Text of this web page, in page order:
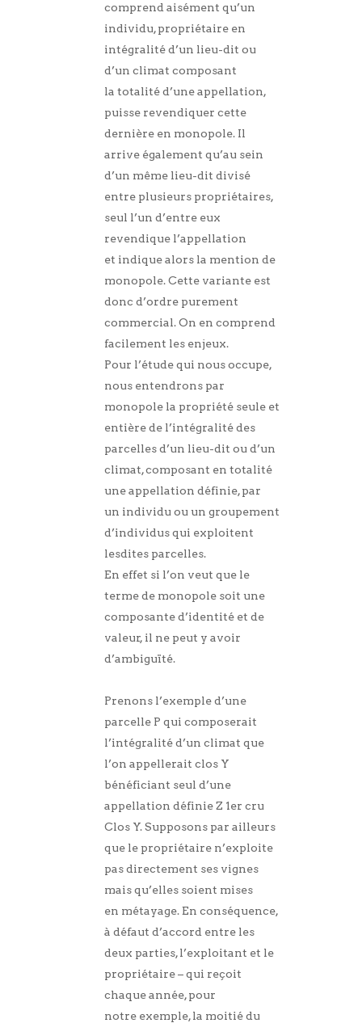
comprend aisément qu’un
individu, propriétaire en
intégralité d’un lieu-dit ou
d’un climat composant
la totalité d’une appellation,
puisse revendiquer cette
dernière en monopole. Il
arrive également qu’au sein
d’un même lieu-dit divisé
entre plusieurs propriétaires,
seul l’un d’entre eux
revendique l’appellation
et indique alors la mention de
monopole. Cette variante est
donc d’ordre purement
commercial. On en comprend
facilement les enjeux.
Pour l’étude qui nous occupe,
nous entendrons par
monopole la propriété seule et
entière de l’intégralité des
parcelles d’un lieu-dit ou d’un
climat, composant en totalité
une appellation définie, par
un individu ou un groupement
d’individus qui exploitent
lesdites parcelles.
En effet si l’on veut que le
terme de monopole soit une
composante d’identité et de
valeur, il ne peut y avoir
d’ambiguïté.
Prenons l’exemple d’une
parcelle P qui composerait
l’intégralité d’un climat que
l’on appellerait clos Y
bénéficiant seul d’une
appellation définie Z 1er cru
Clos Y. Supposons par ailleurs
que le propriétaire n’exploite
pas directement ses vignes
mais qu’elles soient mises
en métayage. En conséquence,
à défaut d’accord entre les
deux parties, l’exploitant et le
propriétaire – qui reçoit
chaque année, pour
notre exemple, la moitié du